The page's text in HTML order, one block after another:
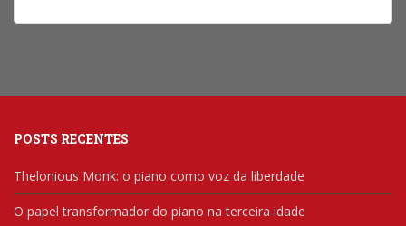
POSTS RECENTES
Thelonious Monk: o piano como voz da liberdade
O papel transformador do piano na terceira idade